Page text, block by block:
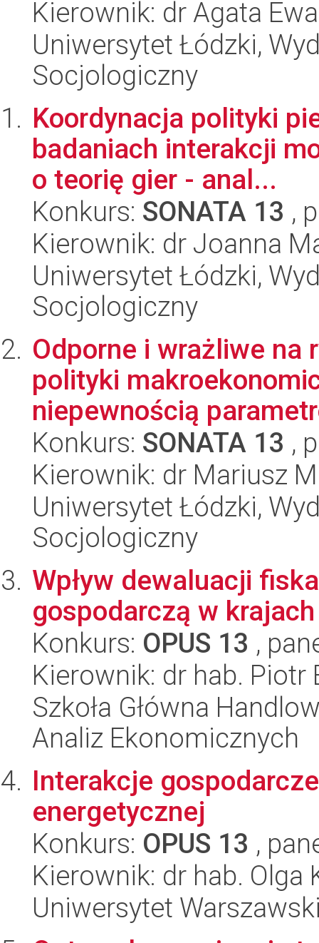
Kierownik: dr Agata
Uniwersytet Łódzki,
Socjologiczny
Koordynacja polityki
badaniach interakcji
o teorię gier - anal...
Konkurs: SONATA 13 ,
Kierownik: dr Joanna
Uniwersytet Łódzki,
Socjologiczny
Odporne i wrażliwe na
polityki
niepewnością
Konkurs: SONATA 13 ,
Kierownik: dr Mariusz
Uniwersytet Łódzki,
Socjologiczny
Wpływ dewaluacji
gospodarczą w krajach
Konkurs: OPUS 13 ,
Kierownik: dr hab.
Szkoła Główna
Analiz Ekonomicznych
Interakcje
energetycznej
Konkurs: OPUS 13 ,
Kierownik: dr hab. Olga
Uniwersytet